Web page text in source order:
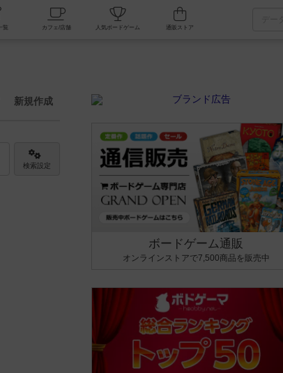
掲示板一覧 カフェ/店舗 人気ボードゲーム
新規作成
検索設定
ボードゲーム通販
オンラインストアで7,500商品を販売中